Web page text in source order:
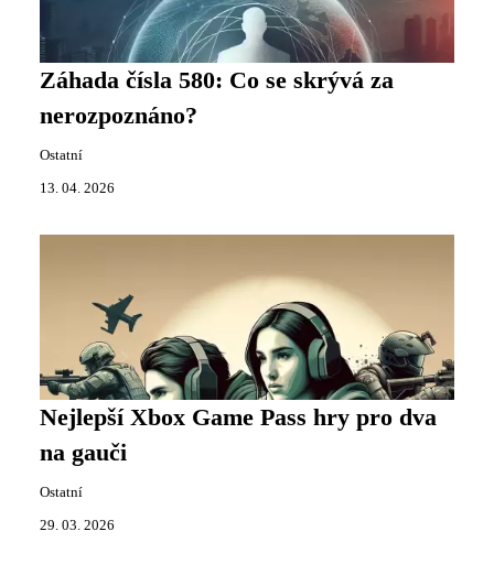
Záhada čísla 580: Co se skrývá za
nerozpoznáno?
Ostatní
13. 04. 2026
Nejlepší Xbox Game Pass hry pro dva
na gauči
Ostatní
29. 03. 2026